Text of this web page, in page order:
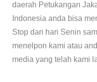
daerah Petukangan
Indonesia anda bisa
Stop dari hari Senin
menelpon kami atau
media yang telah kami